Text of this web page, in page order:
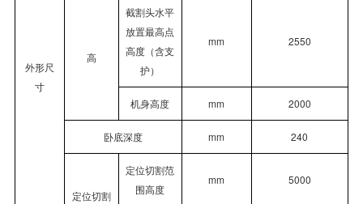
外形尺
寸
高
截割头水平
放置最高点
高度（含支
护）
mm 2550
机身高度 mm 2000
卧底深度 mm 240
定位切割
定位切割范
围高度
mm 5000